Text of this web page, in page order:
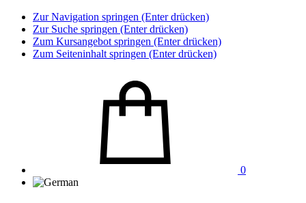
Zur Navigation springen (Enter drücken)
Zur Suche springen (Enter drücken)
Zum Kursangebot springen (Enter drücken)
Zum Seiteninhalt springen (Enter drücken)
0